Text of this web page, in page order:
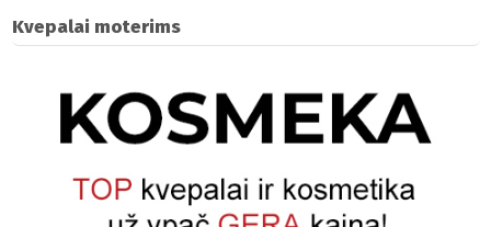
Kvepalai moterims